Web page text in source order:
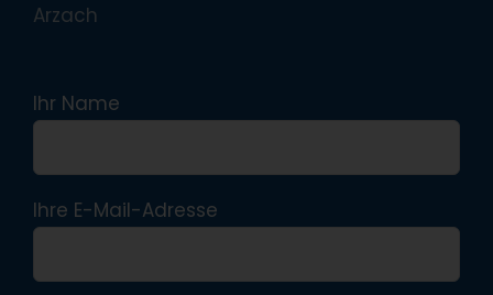
Arzach
Ihr Name
Ihre E-Mail-Adresse